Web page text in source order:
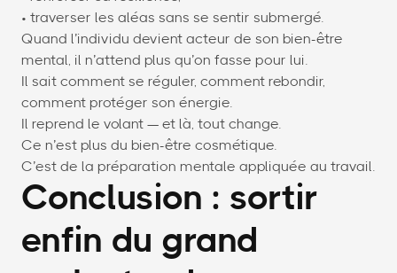
• traverser les aléas sans se sentir submergé.
Quand l’individu devient acteur de son bien-être
mental, il n’attend plus qu’on fasse pour lui.
Il sait comment se réguler, comment rebondir,
comment protéger son énergie.
Il reprend le volant — et là, tout change.
Ce n’est plus du bien-être cosmétique.
C’est de la préparation mentale appliquée au travail.
Conclusion : sortir
enfin du grand